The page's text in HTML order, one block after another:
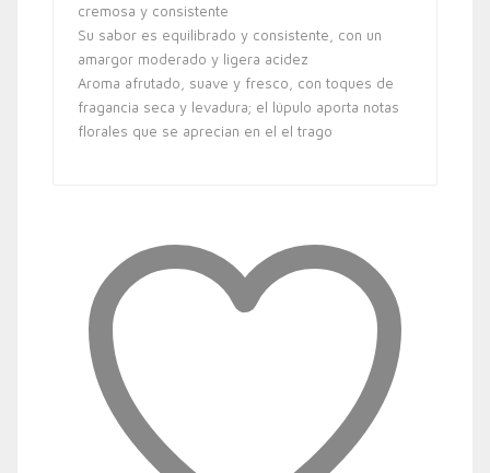
cremosa y consistente
Su sabor es equilibrado y consistente, con un
amargor moderado y ligera acidez
Aroma afrutado, suave y fresco, con toques de
fragancia seca y levadura; el lúpulo aporta notas
florales que se aprecian en el el trago